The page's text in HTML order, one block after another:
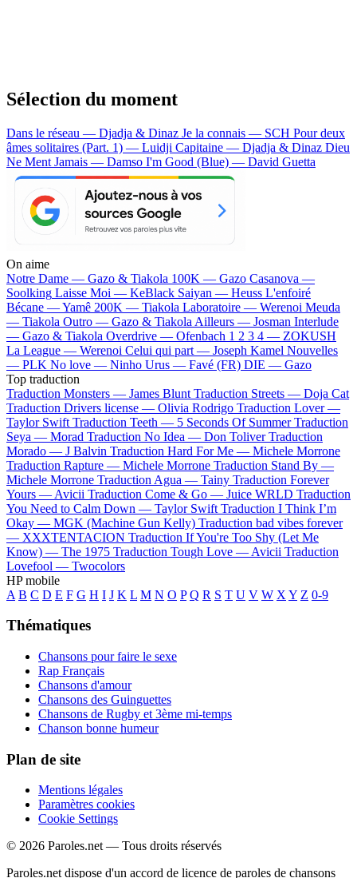
Sélection du moment
Dans le réseau — Djadja & Dinaz Je la connais — SCH Pour deux
âmes solitaires (Part. 1) — Luidji Capitaine — Djadja & Dinaz Dieu
Ne Ment Jamais — Damso I'm Good (Blue) — David Guetta
On aime
Notre Dame — Gazo & Tiakola 100K — Gazo Casanova —
Soolking Laisse Moi — KeBlack Saiyan — Heuss L'enfoiré
Bécane —Yamê 200K — Tiakola Laboratoire — Werenoi Meuda
— Tiakola Outro — Gazo & Tiakola Ailleurs — Josman Interlude
— Gazo & Tiakola Overdrive — Ofenbach 1 2 3 4 — ZOKUSH
La League — Werenoi Celui qui part — Joseph Kamel Nouvelles
— PLK No love — Ninho Urus — Favé (FR) DIE — Gazo
Top traduction
Traduction Monsters — James Blunt Traduction Streets — Doja Cat
Traduction Drivers license — Olivia Rodrigo Traduction Lover —
Taylor Swift Traduction Teeth — 5 Seconds Of Summer Traduction
Seya — Morad Traduction No Idea — Don Toliver Traduction
Morado — J Balvin Traduction Hard For Me — Michele Morrone
Traduction Rapture — Michele Morrone Traduction Stand By —
Michele Morrone Traduction Agua — Tainy Traduction Forever
Yours — Avicii Traduction Come & Go — Juice WRLD Traduction
You Need to Calm Down — Taylor Swift Traduction I Think I’m
Okay — MGK (Machine Gun Kelly) Traduction bad vibes forever
— XXXTENTACION Traduction If You're Too Shy (Let Me
Know) — The 1975 Traduction Tough Love — Avicii Traduction
Lovefool — Twocolors
HP mobile
A B C D E F G H I J K L M N O P Q R S T U V W X Y Z 0-9
Thématiques
Chansons pour faire le sexe
Rap Français
Chansons d'amour
Chansons des Guinguettes
Chansons de Rugby et 3ème mi-temps
Chanson bonne humeur
Plan de site
Mentions légales
Paramètres cookies
Cookie Settings
© 2026 Paroles.net — Tous droits réservés
Paroles.net dispose d'un accord de licence de paroles de chansons